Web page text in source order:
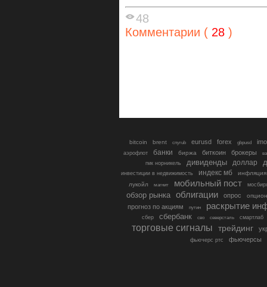
48
Комментарии ( 28 )
bitcoin brent cnyrub eurusd forex gbpusd
аэрофлот банки биржа биткоин брокеры
гмк норникель
дивиденды доллар
инвестиции в недвижимость индекс мб
инфляция
лукойл
магнит мобильный пост
обзор рынка облигации опрос
прогноз по акциям путин раскрытие
сбер сбербанк сво северсталь смартлаб
торговые сигналы трейдинг
фьючерс ртс фьючерсы